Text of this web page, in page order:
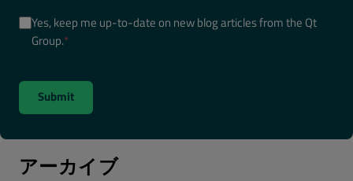
Yes, keep me up-to-date on new blog articles from the Qt
Group.*
アーカイブ